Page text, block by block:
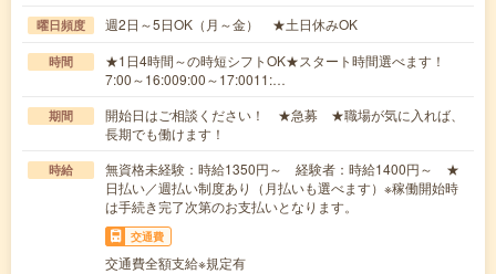
曜日頻度 週2日～5日OK（月～金） ★土日休みOK
時間
★1日4時間～の時短シフトOK★スタート時間選べます！
7:00～16:009:00～17:0011:…
期間
開始日はご相談ください！ ★急募 ★職場が気に入れば、
長期でも働けます！
時給
無資格未経験：時給1350円～ 経験者：時給1400円～ ★
日払い／週払い制度あり（月払いも選べます）※稼働開始時
は手続き完了次第のお支払いとなります。
交通費
交通費全額支給※規定有